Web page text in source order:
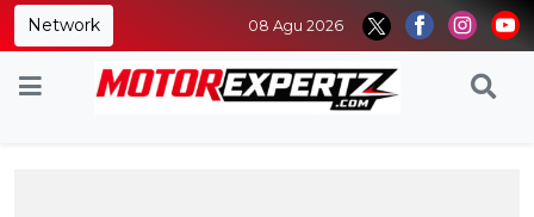
Network 08 Agu 2026